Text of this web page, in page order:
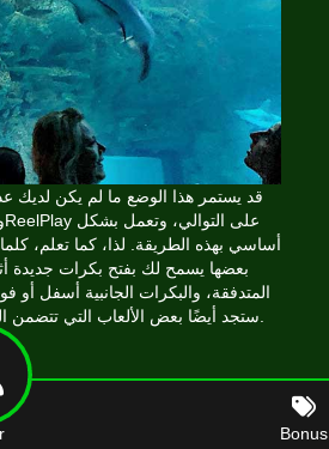
قد يستمر هذا الوضع ما لم يكن لديك
أساسي بهذه الطريقة. لذا، كما تعلم،
بعضها يسمح لك بفتح بكرات جديدة
المتدفقة، والبكرات الجانبية أسفل أو
Bonus